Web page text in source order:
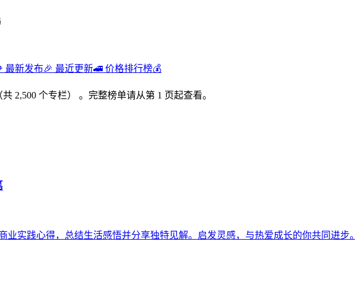
最新发布🎉 最近更新🚄 价格排行榜💰
共 2,500 个专栏） 。完整榜单请从第 1 页起查看。
业实践心得，总结生活感悟并分享独特见解。启发灵感，与热爱成长的你共同进步。